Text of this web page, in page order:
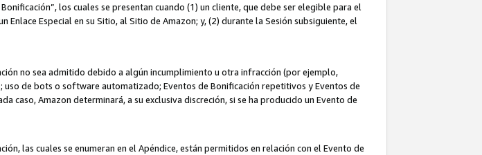
los cuales se presentan cuando (1) un cliente, que debe ser elegible para el
Enlace Especial en su Sitio, al Sitio de Amazon; y, (2) durante la Sesión subsiguiente, el
no sea admitido debido a algún incumplimiento u otra infracción (por ejemplo,
de bots o software automatizado; Eventos de Bonificación repetitivos y Eventos de
caso, Amazon determinará, a su exclusiva discreción, si se ha producido un Evento de
las cuales se enumeran en el Apéndice, están permitidos en relación con el Evento de